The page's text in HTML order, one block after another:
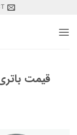
content
قیمت